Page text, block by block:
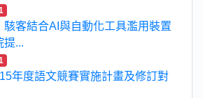
駭客結合AI與自動化工具濫用裝置
提...
年度語文競賽實施計畫及修訂對